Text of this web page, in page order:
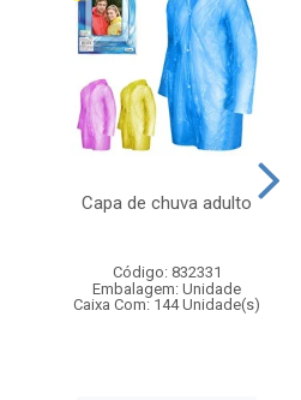
Capa de chuva adulto
Código: 832331
Embalagem: Unidade
Caixa Com: 144 Unidade(s)